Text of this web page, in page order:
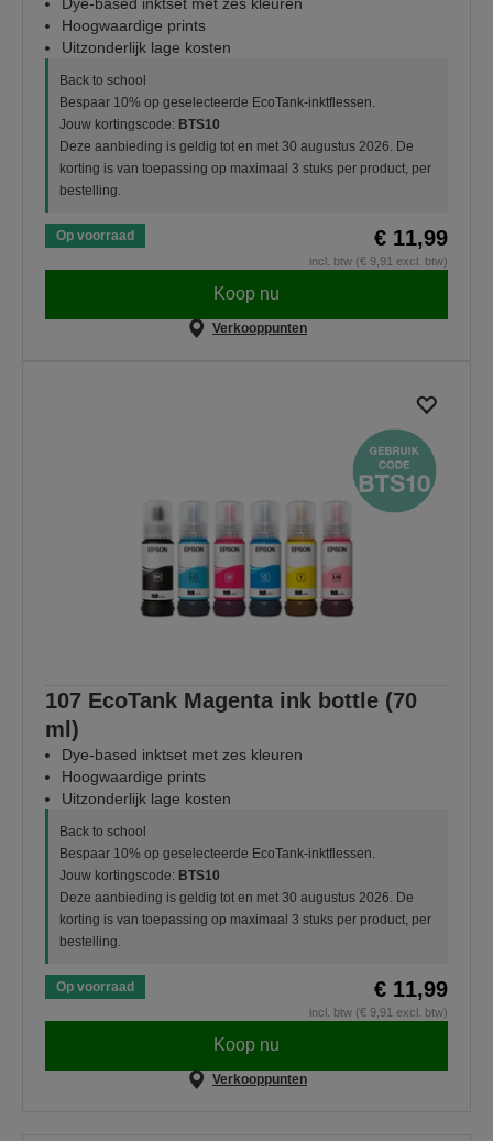
Hoogwaardige prints
Uitzonderlijk lage kosten
Back to school
Bespaar 10% op geselecteerde EcoTank-inktflessen.
Jouw kortingscode: BTS10
Deze aanbieding is geldig tot en met 30 augustus 2026. De
korting is van toepassing op maximaal 3 stuks per product, per
bestelling.
Op voorraad € 11,99
incl. btw (€ 9,91 excl. btw)
Koop nu
Verkooppunten
107 EcoTank Magenta ink bottle (70
ml)
Dye-based inktset met zes kleuren
Hoogwaardige prints
Uitzonderlijk lage kosten
Back to school
Bespaar 10% op geselecteerde EcoTank-inktflessen.
Jouw kortingscode: BTS10
Deze aanbieding is geldig tot en met 30 augustus 2026. De
korting is van toepassing op maximaal 3 stuks per product, per
bestelling.
Op voorraad € 11,99
incl. btw (€ 9,91 excl. btw)
Koop nu
Verkooppunten